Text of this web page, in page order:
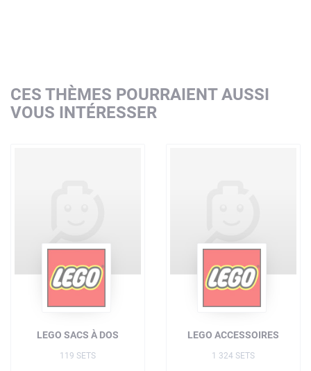
CES THÈMES POURRAIENT AUSSI
VOUS INTÉRESSER
LEGO SACS À DOS
119 SETS
LEGO ACCESSOIRES
1 324 SETS